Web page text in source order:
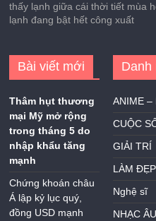
thấy lạnh giữa cái thời tiết mùa
lạnh đang bật hết công xuất
Bài viết mới
Thâm hụt thương
mại Mỹ mở rộng
trong tháng 5 do
nhập khẩu tăng
mạnh
Chứng khoán châu
Á lập kỷ lục quý,
đồng USD mạnh
Danh
ANIME –
CUỘC
GIẢI TRÍ
LÀM ĐẸP
Nghệ sĩ
NHẠC